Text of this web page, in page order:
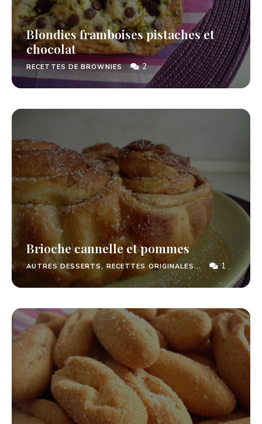
Blondies framboises pistaches et
chocolat
RECETTES DE BROWNIES 2
Brioche cannelle et pommes
AUTRES DESSERTS, RECETTES ORIGINALES... 1